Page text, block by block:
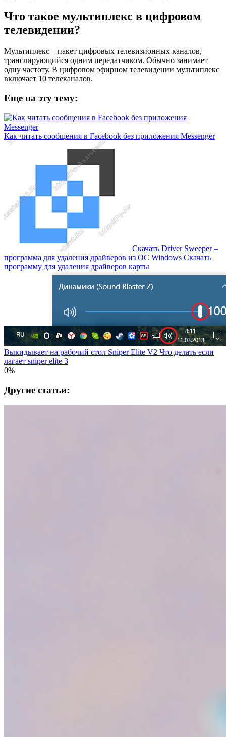
Что такое мультиплекс в цифровом
телевидении?
Мультиплекс – пакет цифровых телевизионных каналов,
транслирующийся одним передатчиком. Обычно занимает
одну частоту. В цифровом эфирном телевидении мультиплекс
включает 10 телеканалов.
Еще на эту тему:
Как читать сообщения в Facebook без приложения Messenger
Скачать Driver Sweeper –
программа для удаления драйверов из OC Windows Скачать
программу для удаления драйверов карты
Выкидывает на рабочий стол Sniper Elite V2 Что делать если
лагает sniper elite 3
0%
Другие статьи: